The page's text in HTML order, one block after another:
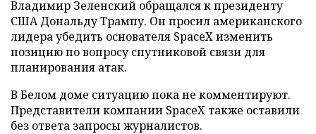
Владимир Зеленский обращался к президенту
США Дональду Трампу. Он просил американского
лидера убедить основателя SpaceX изменить
позицию по вопросу спутниковой связи для
планирования атак.
В Белом доме ситуацию пока не комментируют.
Представители компании SpaceX также оставили
без ответа запросы журналистов.